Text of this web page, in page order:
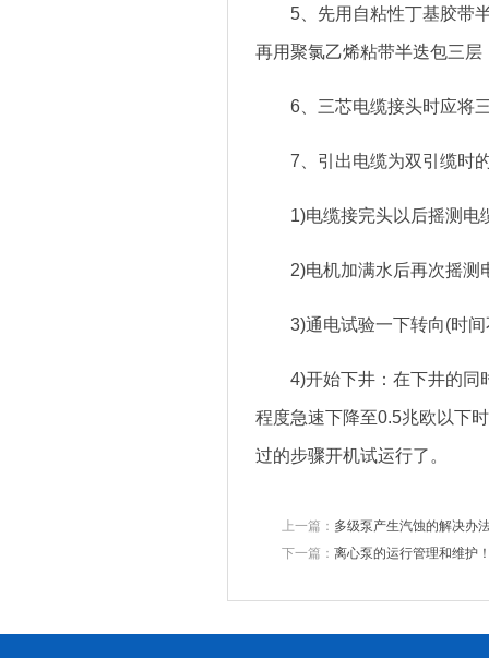
5、先用自粘性丁基胶带半
再用聚氯乙烯粘带半迭包三
6、三芯电缆接头时应将三
7、引出电缆为双引缆时
1)电缆接完头以后摇测电缆
2)电机加满水后再次摇测
3)通电试验一下转向(时间
4)开始下井：在下井的同时
程度急速下降至0.5兆欧以下
过的步骤开机试运行了。
上一篇： 多级泵产生汽蚀的解决办
下一篇： 离心泵的运行管理和维护